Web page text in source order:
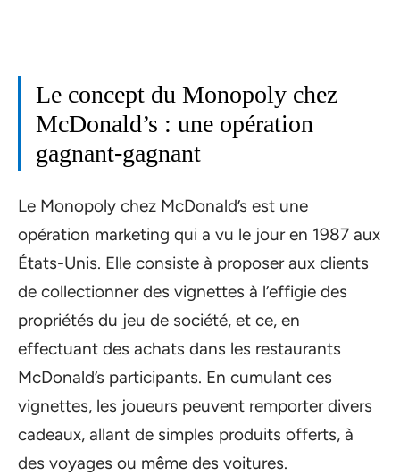
Le concept du Monopoly chez
McDonald’s : une opération
gagnant-gagnant
Le Monopoly chez McDonald’s est une
opération marketing qui a vu le jour en 1987 aux
États-Unis. Elle consiste à proposer aux clients
de collectionner des vignettes à l’effigie des
propriétés du jeu de société, et ce, en
effectuant des achats dans les restaurants
McDonald’s participants. En cumulant ces
vignettes, les joueurs peuvent remporter divers
cadeaux, allant de simples produits offerts, à
des voyages ou même des voitures.